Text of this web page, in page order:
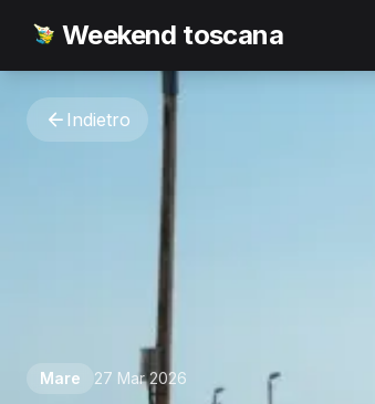
Weekend toscana
Indietro
Mare 27 Mar 2026